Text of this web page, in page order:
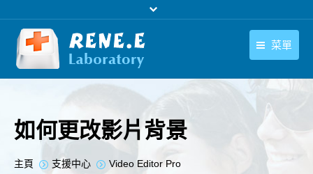
菜單
下載中心
繁體中文
如何更改影片背景
您在此处：
主頁 支援中心 Video Editor Pro